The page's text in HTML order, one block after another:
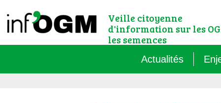
Veille citoyenne
d'information sur les
les semences
Actualités